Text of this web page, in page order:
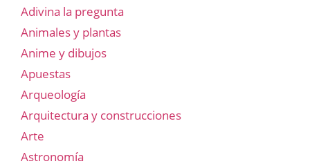
Adivina la pregunta
Animales y plantas
Anime y dibujos
Apuestas
Arqueología
Arquitectura y construcciones
Arte
Astronomía